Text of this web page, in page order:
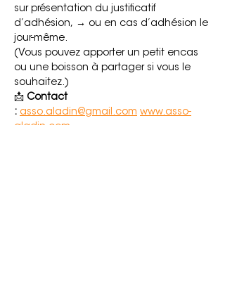
sur présentation du justificatif
d’adhésion, → ou en cas d’adhésion le
jour-même.
(Vous pouvez apporter un petit encas
ou une boisson à partager si vous le
souhaitez.)
📩 Contact
: asso.aladin@gmail.com www.asso-
aladin.com